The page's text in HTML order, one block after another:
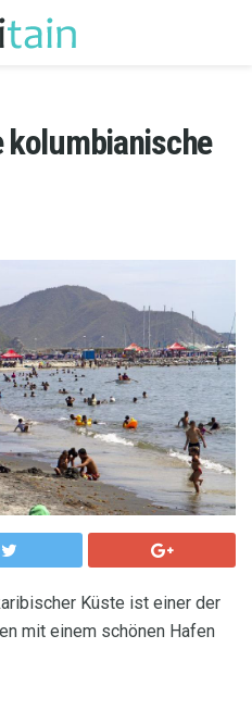
kolumbianische
Küste ist einer der
mit einem schönen Hafen